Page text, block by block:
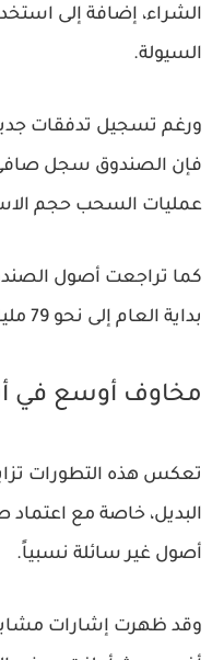
الشراء، إضافة إلى
السيولة.
ورغم تسجيل تدفقات
فإن الصندوق سجل صافي
عمليات السحب حجم
بداية العام إلى نحو 79 مليار دولار حالياً.
مخاوف أوسع في
تعكس هذه التطورات
البديل، خاصة مع اعتماد
أصول غير سائلة نسبياً.
وقد ظهرت إشارات